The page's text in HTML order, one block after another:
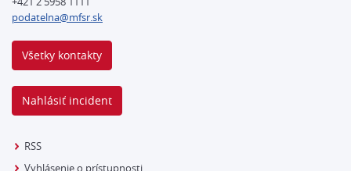
podatelna@mfsr.sk
Všetky kontakty
Nahlásiť incident
RSS
Vyhlásenie o prístupnosti